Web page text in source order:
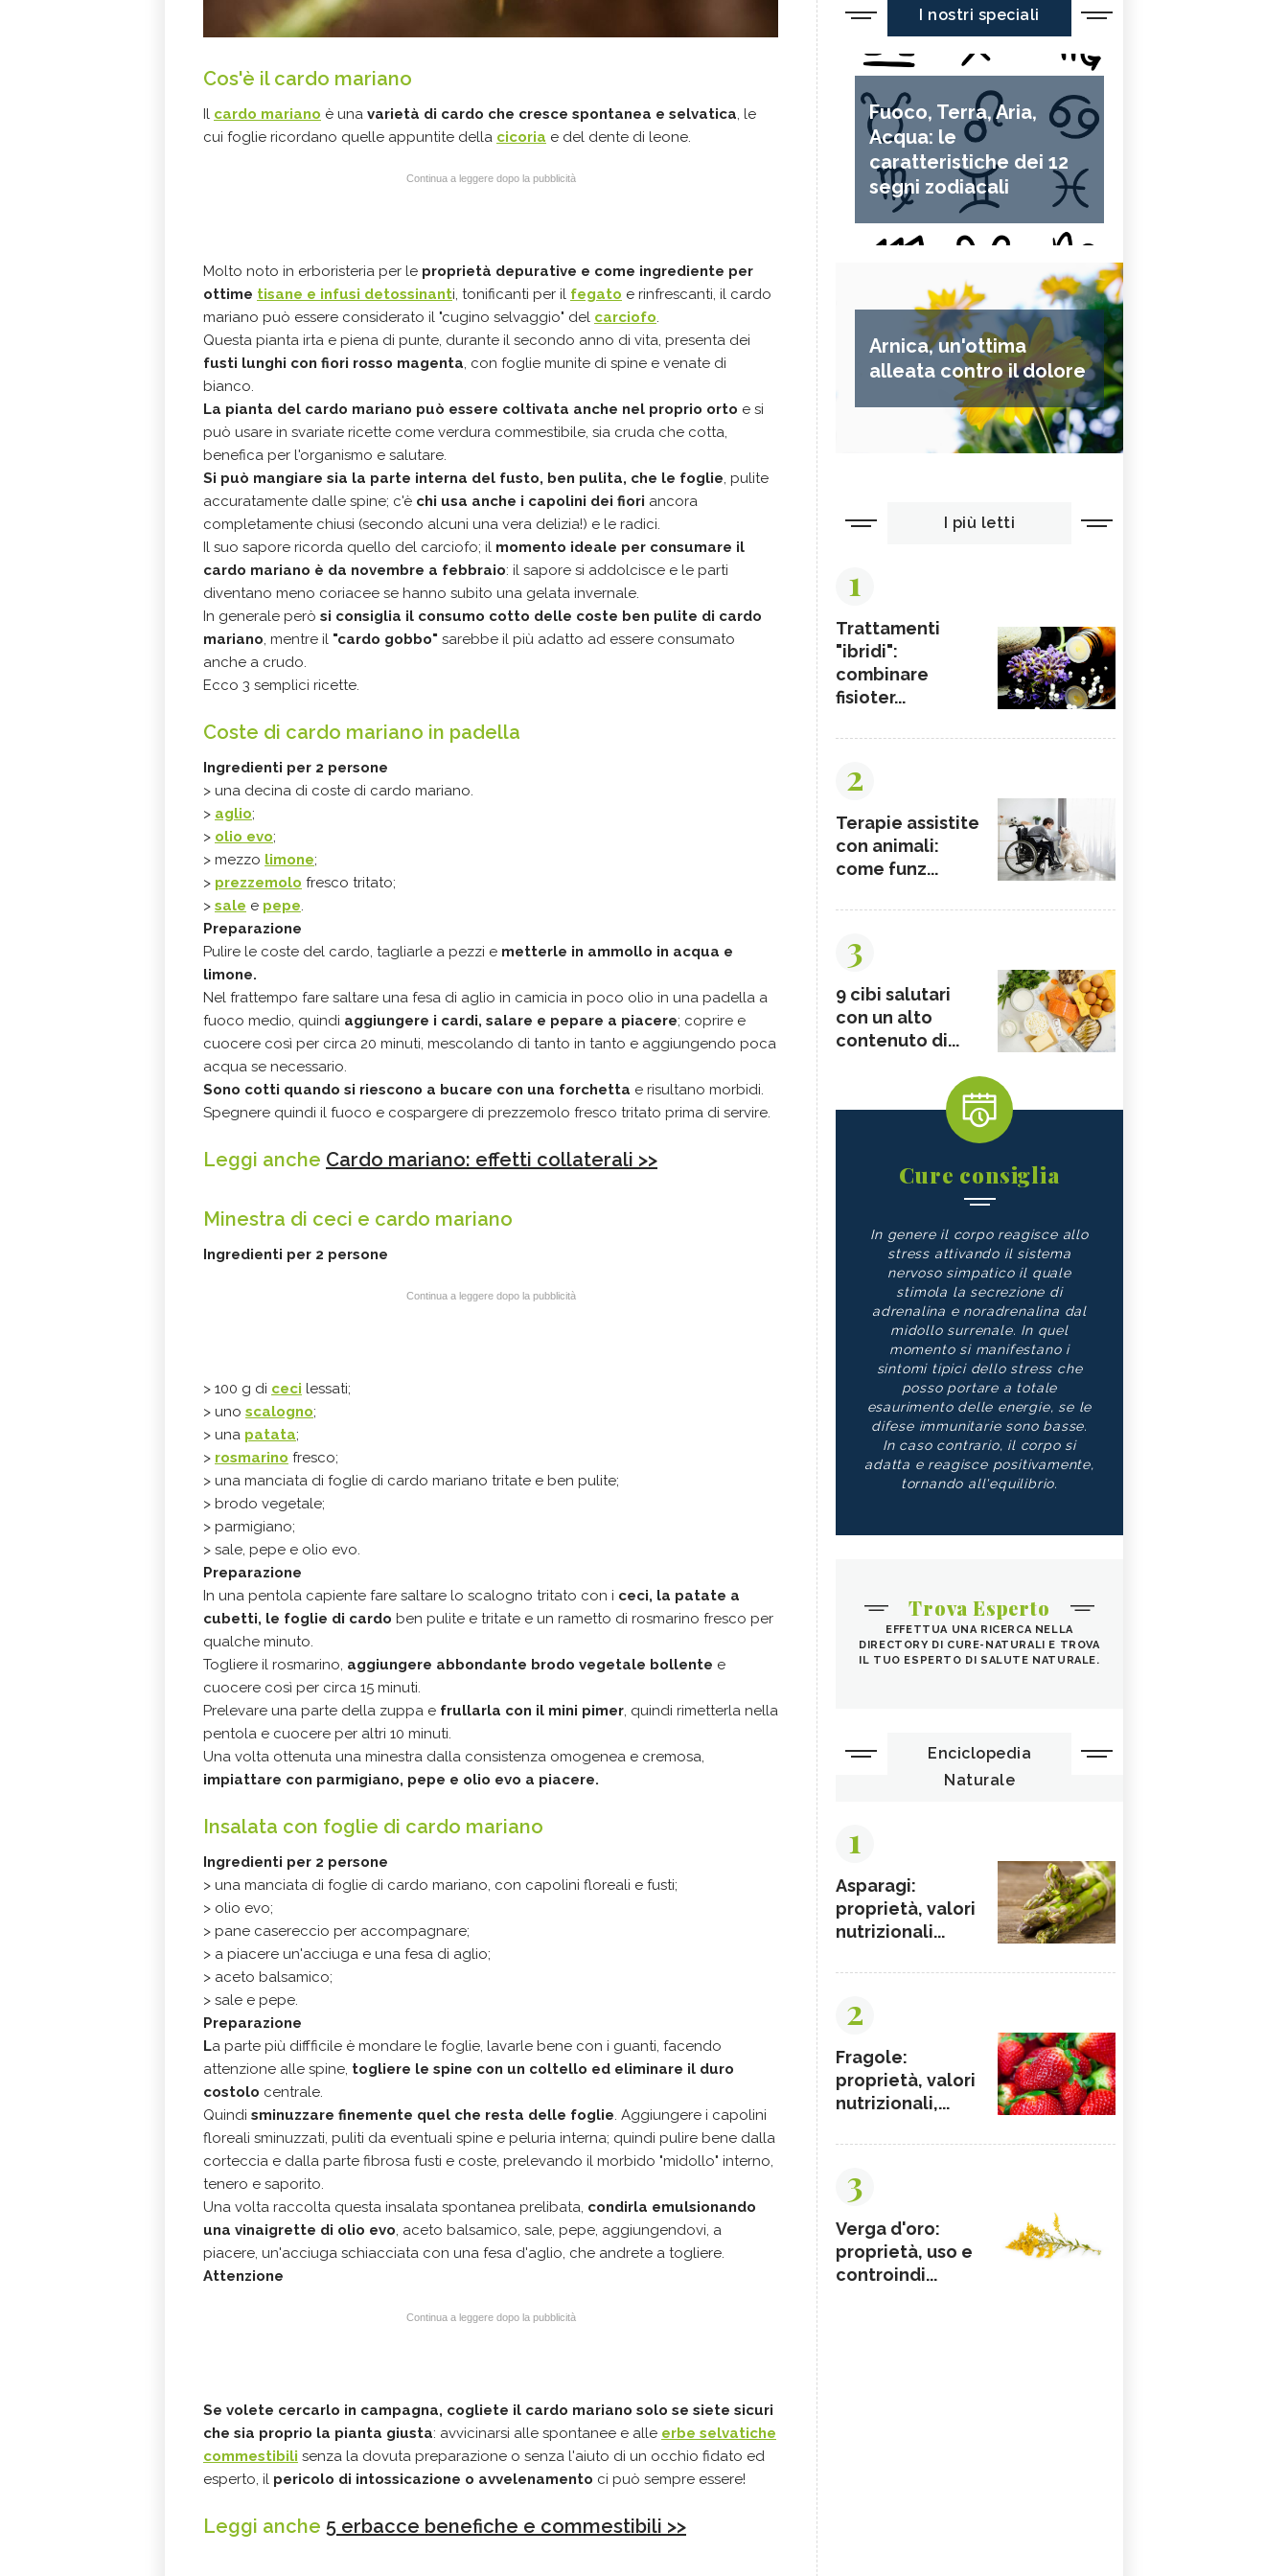
Cos'è il cardo mariano
Il cardo mariano è una varietà di cardo che cresce spontanea e selvatica, le
cui foglie ricordano quelle appuntite della cicoria e del dente di leone.
Continua a leggere dopo la pubblicità
Molto noto in erboristeria per le proprietà depurative e come ingrediente per
ottime tisane e infusi detossinanti, tonificanti per il fegato e rinfrescanti, il cardo
mariano può essere considerato il "cugino selvaggio" del carciofo.
Questa pianta irta e piena di punte, durante il secondo anno di vita, presenta dei
fusti lunghi con fiori rosso magenta, con foglie munite di spine e venate di
bianco.
La pianta del cardo mariano può essere coltivata anche nel proprio orto e si
può usare in svariate ricette come verdura commestibile, sia cruda che cotta,
benefica per l'organismo e salutare.
Si può mangiare sia la parte interna del fusto, ben pulita, che le foglie, pulite
accuratamente dalle spine; c'è chi usa anche i capolini dei fiori ancora
completamente chiusi (secondo alcuni una vera delizia!) e le radici.
Il suo sapore ricorda quello del carciofo; il momento ideale per consumare il
cardo mariano è da novembre a febbraio: il sapore si addolcisce e le parti
diventano meno coriacee se hanno subito una gelata invernale.
In generale però si consiglia il consumo cotto delle coste ben pulite di cardo
mariano, mentre il "cardo gobbo" sarebbe il più adatto ad essere consumato
anche a crudo.
Ecco 3 semplici ricette.
Coste di cardo mariano in padella
Ingredienti per 2 persone
> una decina di coste di cardo mariano.
> aglio;
> olio evo;
> mezzo limone;
> prezzemolo fresco tritato;
> sale e pepe.
Preparazione
Pulire le coste del cardo, tagliarle a pezzi e metterle in ammollo in acqua e
limone.
Nel frattempo fare saltare una fesa di aglio in camicia in poco olio in una padella a
fuoco medio, quindi aggiungere i cardi, salare e pepare a piacere; coprire e
cuocere così per circa 20 minuti, mescolando di tanto in tanto e aggiungendo poca
acqua se necessario.
Sono cotti quando si riescono a bucare con una forchetta e risultano morbidi.
Spegnere quindi il fuoco e cospargere di prezzemolo fresco tritato prima di servire.
Leggi anche Cardo mariano: effetti collaterali >>
Minestra di ceci e cardo mariano
Ingredienti per 2 persone
Continua a leggere dopo la pubblicità
> 100 g di ceci lessati;
> uno scalogno;
> una patata;
> rosmarino fresco;
> una manciata di foglie di cardo mariano tritate e ben pulite;
> brodo vegetale;
> parmigiano;
> sale, pepe e olio evo.
Preparazione
In una pentola capiente fare saltare lo scalogno tritato con i ceci, la patate a
cubetti, le foglie di cardo ben pulite e tritate e un rametto di rosmarino fresco per
qualche minuto.
Togliere il rosmarino, aggiungere abbondante brodo vegetale bollente e
cuocere così per circa 15 minuti.
Prelevare una parte della zuppa e frullarla con il mini pimer, quindi rimetterla nella
pentola e cuocere per altri 10 minuti.
Una volta ottenuta una minestra dalla consistenza omogenea e cremosa,
impiattare con parmigiano, pepe e olio evo a piacere.
Insalata con foglie di cardo mariano
Ingredienti per 2 persone
> una manciata di foglie di cardo mariano, con capolini floreali e fusti;
> olio evo;
> pane casereccio per accompagnare;
> a piacere un'acciuga e una fesa di aglio;
> aceto balsamico;
> sale e pepe.
Preparazione
La parte più diffficile è mondare le foglie, lavarle bene con i guanti, facendo
attenzione alle spine, togliere le spine con un coltello ed eliminare il duro
costolo centrale.
Quindi sminuzzare finemente quel che resta delle foglie. Aggiungere i capolini
floreali sminuzzati, puliti da eventuali spine e peluria interna; quindi pulire bene dalla
corteccia e dalla parte fibrosa fusti e coste, prelevando il morbido "midollo" interno,
tenero e saporito.
Una volta raccolta questa insalata spontanea prelibata, condirla emulsionando
una vinaigrette di olio evo, aceto balsamico, sale, pepe, aggiungendovi, a
piacere, un'acciuga schiacciata con una fesa d'aglio, che andrete a togliere.
Attenzione
Continua a leggere dopo la pubblicità
Se volete cercarlo in campagna, cogliete il cardo mariano solo se siete sicuri
che sia proprio la pianta giusta: avvicinarsi alle spontanee e alle erbe selvatiche
commestibili senza la dovuta preparazione o senza l'aiuto di un occhio fidato ed
esperto, il pericolo di intossicazione o avvelenamento ci può sempre essere!
Leggi anche 5 erbacce benefiche e commestibili >>
I nostri speciali
Fuoco, Terra, Aria,
Acqua: le
caratteristiche dei 12
segni zodiacali
Arnica, un'ottima
alleata contro il dolore
I più letti
1
Trattamenti
"ibridi":
combinare
fisioter...
2
Terapie assistite
con animali:
come funz...
3
9 cibi salutari
con un alto
contenuto di...
Cure consiglia
In genere il corpo reagisce allo
stress attivando il sistema
nervoso simpatico il quale
stimola la secrezione di
adrenalina e noradrenalina dal
midollo surrenale. In quel
momento si manifestano i
sintomi tipici dello stress che
posso portare a totale
esaurimento delle energie, se le
difese immunitarie sono basse.
In caso contrario, il corpo si
adatta e reagisce positivamente,
tornando all'equilibrio.
Trova Esperto
EFFETTUA UNA RICERCA NELLA
DIRECTORY DI CURE-NATURALI E TROVA
IL TUO ESPERTO DI SALUTE NATURALE.
Enciclopedia
Naturale
1
Asparagi:
proprietà, valori
nutrizionali...
2
Fragole:
proprietà, valori
nutrizionali,...
3
Verga d'oro:
proprietà, uso e
controindi...